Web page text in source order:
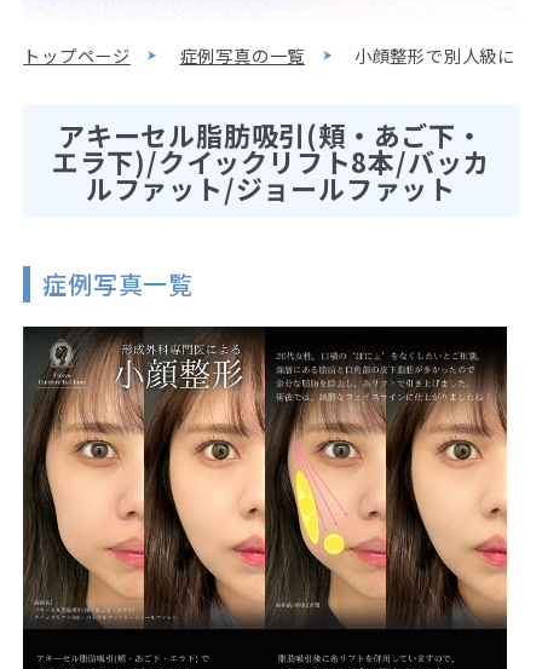
トップページ 症例写真の一覧 小顔整形で別人級に
アキーセル脂肪吸引(頬・あご下・
エラ下)/クイックリフト8本/バッカ
ルファット/ジョールファット
症例写真一覧